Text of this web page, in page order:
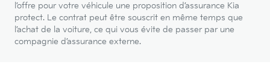
l’offre pour votre véhicule une proposition d’assurance Kia
protect. Le contrat peut être souscrit en même temps que
l’achat de la voiture, ce qui vous évite de passer par une
compagnie d’assurance externe.